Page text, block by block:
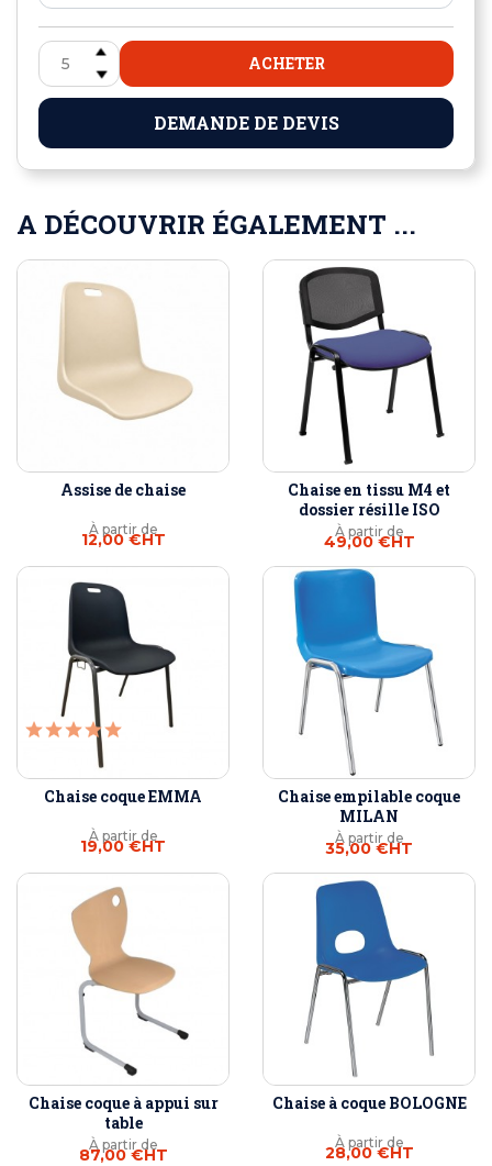
ACHETER
DEMANDE DE DEVIS
A DÉCOUVRIR ÉGALEMENT ...
Assise de chaise
À partir de
12,00 €HT
Chaise en tissu M4 et
dossier résille ISO
À partir de
49,00 €HT
Chaise coque EMMA
À partir de
19,00 €HT
Chaise empilable coque
MILAN
À partir de
35,00 €HT
Chaise coque à appui sur
table
À partir de
87,00 €HT
Chaise à coque BOLOGNE
À partir de
28,00 €HT